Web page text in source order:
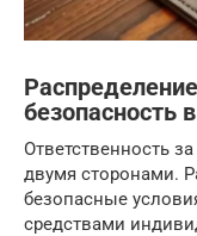
безопасность
Ответственность
двумя сторонами.
безопасные
средствами